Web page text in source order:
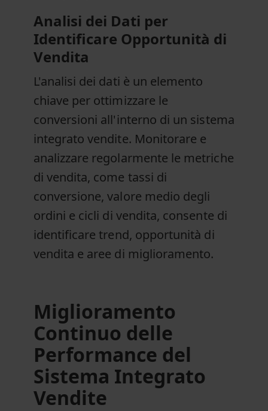
Analisi dei Dati per
Identificare Opportunità di
Vendita
L'analisi dei dati è un elemento
chiave per ottimizzare le
conversioni all'interno di un sistema
integrato vendite. Monitorare e
analizzare regolarmente le metriche
di vendita, come tassi di
conversione, valore medio degli
ordini e cicli di vendita, consente di
identificare trend, opportunità di
vendita e aree di miglioramento.
Miglioramento
Continuo delle
Performance del
Sistema Integrato
Vendite